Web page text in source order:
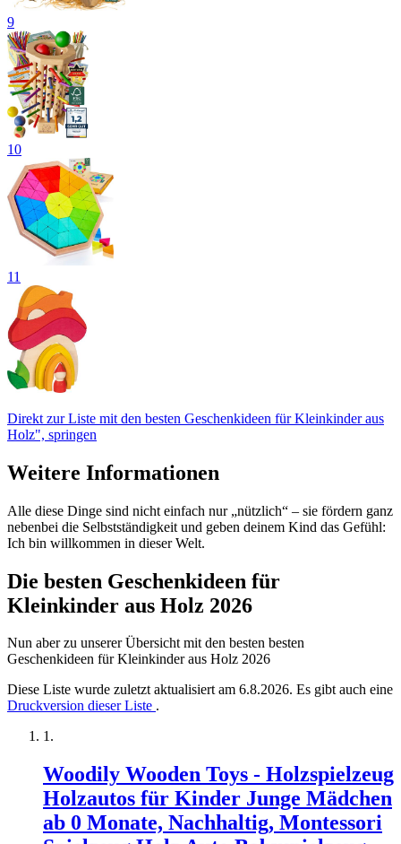
9
10
11
Direkt zur Liste mit den besten Geschenkideen für Kleinkinder aus
Holz", springen
Weitere Informationen
Alle diese Dinge sind nicht einfach nur „nützlich“ – sie fördern ganz
nebenbei die Selbstständigkeit und geben deinem Kind das Gefühl:
Ich bin willkommen in dieser Welt.
Die besten Geschenkideen für
Kleinkinder aus Holz 2026
Nun aber zu unserer Übersicht mit den besten besten
Geschenkideen für Kleinkinder aus Holz 2026
Diese Liste wurde zuletzt aktualisiert am 6.8.2026. Es gibt auch eine
Druckversion dieser Liste .
Woodily Wooden Toys - Holzspielzeug
Holzautos für Kinder Junge Mädchen
ab 0 Monate, Nachhaltig, Montessori